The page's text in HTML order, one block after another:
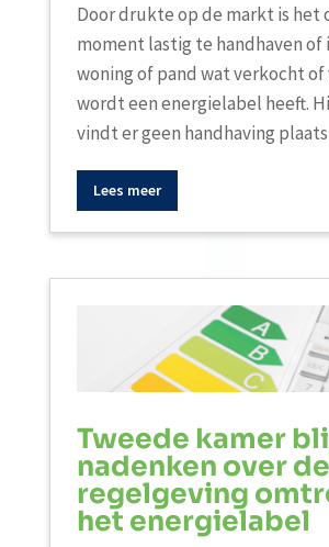
Door drukte op de markt is het
moment lastig te handhaven of
woning of pand wat verkocht
wordt een energielabel heeft.
vindt er geen handhaving
Lees meer
Tweede kamer
nadenken over de
regelgeving
het energielabel